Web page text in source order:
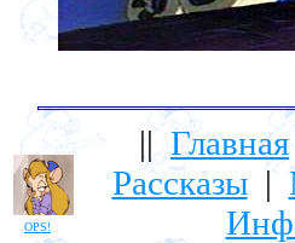
OPS!
||Главная
Рассказы|